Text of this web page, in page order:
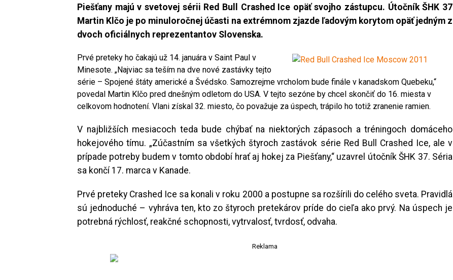
Piešťany majú v svetovej sérii Red Bull Crashed Ice opäť svojho zástupcu. Útočník ŠHK 37
Martin Klčo je po minuloročnej účasti na extrémnom zjazde ľadovým korytom opäť jedným z
dvoch oficiálnych reprezentantov Slovenska.
Prvé preteky ho čakajú už 14. januára v Saint Paul v
Minesote. „Najviac sa teším na dve nové zastávky tejto
série – Spojené štáty americké a Švédsko. Samozrejme vrcholom bude finále v kanadskom Quebeku,“
povedal Martin Klčo pred dnešným odletom do USA. V tejto sezóne by chcel skončiť do 16. miesta v
celkovom hodnotení. Vlani získal 32. miesto, čo považuje za úspech, trápilo ho totiž zranenie ramien.
V najbližších mesiacoch teda bude chýbať na niektorých zápasoch a tréningoch domáceho
hokejového tímu. „Zúčastním sa všetkých štyroch zastávok série Red Bull Crashed Ice, ale v
prípade potreby budem v tomto období hrať aj hokej za Piešťany,“ uzavrel útočník ŠHK 37. Séria
sa končí 17. marca v Kanade.
Prvé preteky Crashed Ice sa konali v roku 2000 a postupne sa rozšírili do celého sveta. Pravidlá
sú jednoduché – vyhráva ten, kto zo štyroch pretekárov príde do cieľa ako prvý. Na úspech je
potrebná rýchlosť, reakčné schopnosti, vytrvalosť, tvrdosť, odvaha.
Reklama